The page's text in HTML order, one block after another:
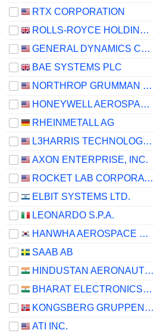
RTX CORPORATION
ROLLS-ROYCE HOLDINGS PLC
GENERAL DYNAMICS CORPORATION
BAE SYSTEMS PLC
NORTHROP GRUMMAN CORPORATION
HONEYWELL AEROSPACE INC.
RHEINMETALL AG
L3HARRIS TECHNOLOGIES, INC.
AXON ENTERPRISE, INC.
ROCKET LAB CORPORATION
ELBIT SYSTEMS LTD.
LEONARDO S.P.A.
HANWHA AEROSPACE CO., LTD.
SAAB AB
HINDUSTAN AERONAUTICS LIMITED
BHARAT ELECTRONICS LIMITED
KONGSBERG GRUPPEN ASA
ATI INC.